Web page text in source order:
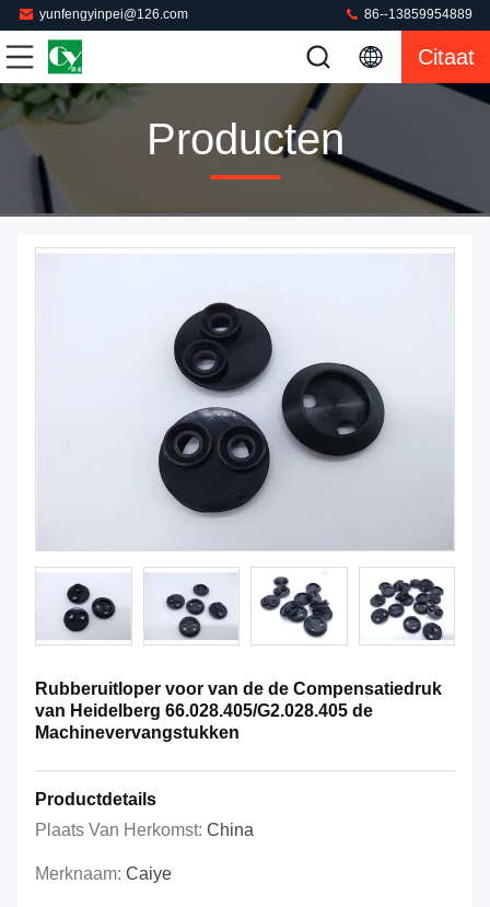
yunfengyinpei@126.com 86--13859954889
Citaat
Producten
Rubberuitloper voor van de de Compensatiedruk
van Heidelberg 66.028.405/G2.028.405 de
Machinevervangstukken
Productdetails
Plaats Van Herkomst: China
Merknaam: Caiye